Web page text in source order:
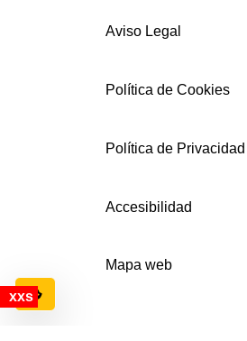
Configuración de cookies
Aviso Legal
Política de Cookies
Política de Privacidad
Accesibilidad
Mapa web